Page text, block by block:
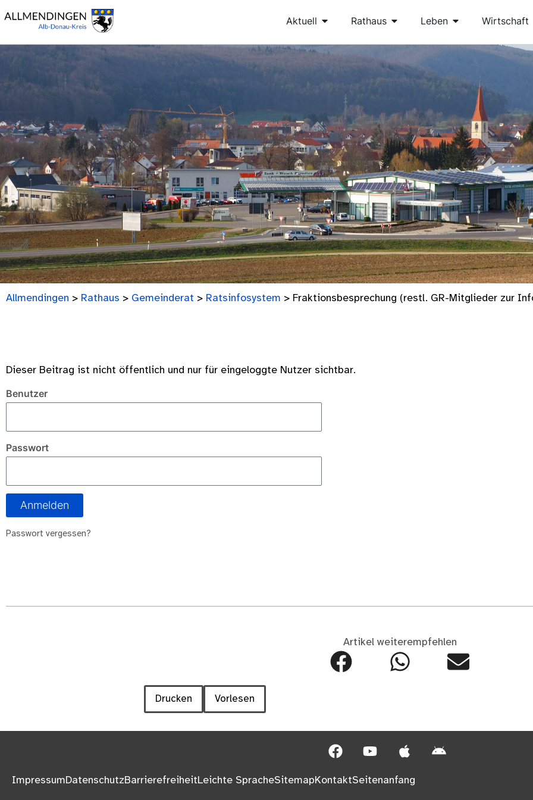
Aktuell Rathaus Leben Wirtschaft
Allmendingen > Rathaus > Gemeinderat > Ratsinfosystem > Fraktionsbesprechung (restl. GR-Mitglieder zur
Dieser Beitrag ist nicht öffentlich und nur für eingeloggte Nutzer sichtbar.
Benutzer
Passwort
Anmelden
Passwort vergessen?
Artikel weiterempfehlen
Drucken Vorlesen
ImpressumDatenschutzBarrierefreiheitLeichte SpracheSitemapKontaktSeitenanfang